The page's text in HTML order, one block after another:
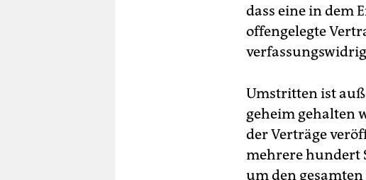
In einigen
Reli" zu
und
dass eine in dem
offengelegte
Umstritten ist
geheim gehalten
der Verträge
mehrere hundert
um den